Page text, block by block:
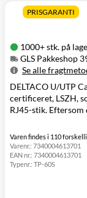
PRISGARANTI
1000+ stk. på
GLS Pakkeshop
Se alle
Metode
GLS Pakkeshop
GLS
GLS Erhverv
Click&Collect i
Svenstrup
(9230)
DELTACO U/UTP
certificeret, LSZH,
RJ45-stik. Eftersom
Varen findes i 110
Varenr.: 7340004613701
EAN nr.: 7340004613701
Typenr.: TP-60S